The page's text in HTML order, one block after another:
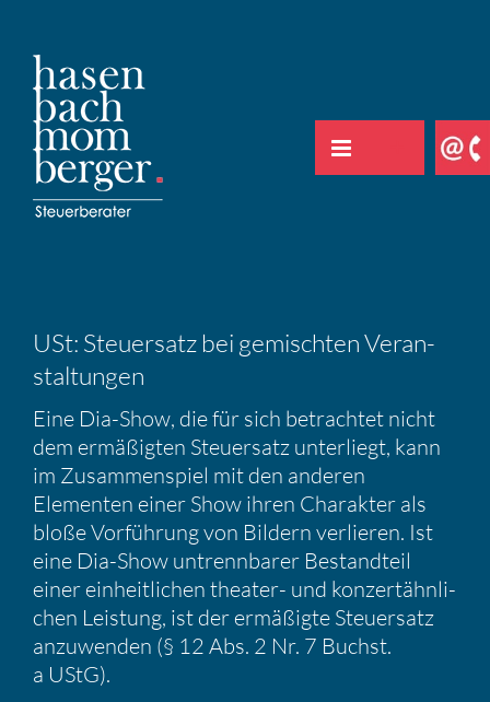
springen
USt: Steuer­satz bei gemischten Veran­
stal­tungen
Eine Dia-Show, die für sich betrachtet nicht
dem ermäßigten Steuer­satz unter­liegt, kann
im Zusam­men­spiel mit den anderen
Elementen einer Show ihren Charakter als
bloße Vorfüh­rung von Bildern verlieren. Ist
eine Dia-Show untrenn­barer Bestand­teil
einer einheit­li­chen theater- und konzert­ähn­li­
chen Leistung, ist der ermäßigte Steuer­satz
anzuwenden (§ 12 Abs. 2 Nr. 7 Buchst.
a UStG).